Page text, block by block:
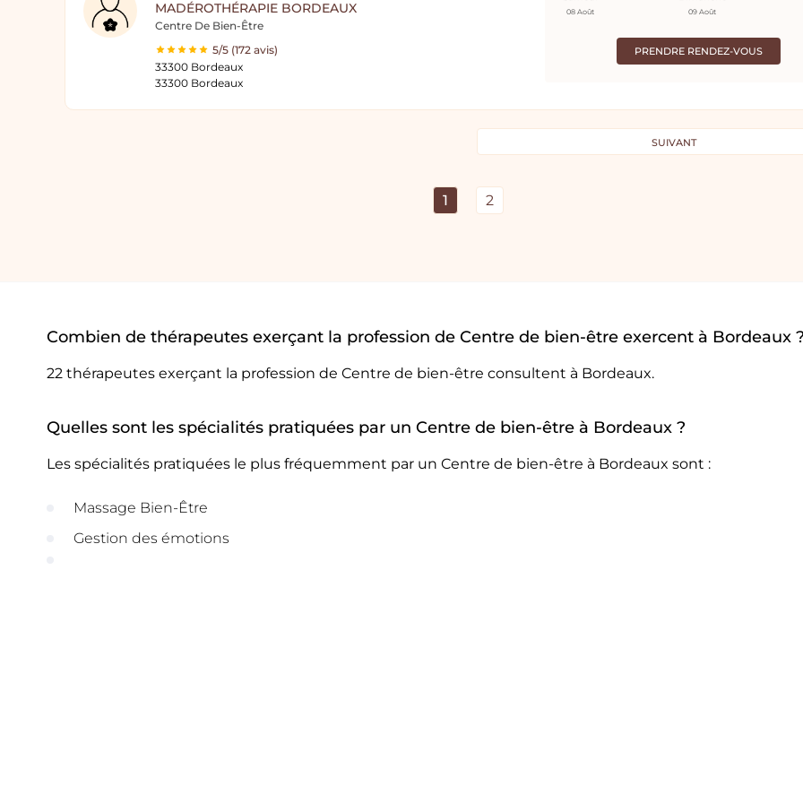
MADÉROTHÉRAPIE BORDEAUX
Centre De Bien-Être
5/5 (172 avis)
33300 Bordeaux
33300 Bordeaux
PRENDRE RENDEZ-VOUS
08 Août 09 Août
SUIVANT
1 2
Combien de thérapeutes exerçant la profession de Centre de bien-être exercent à Bordeaux ?
22 thérapeutes exerçant la profession de Centre de bien-être consultent à Bordeaux.
Quelles sont les spécialités pratiquées par un Centre de bien-être à Bordeaux ?
Les spécialités pratiquées le plus fréquemment par un Centre de bien-être à Bordeaux sont :
Massage Bien-Être
Gestion des émotions